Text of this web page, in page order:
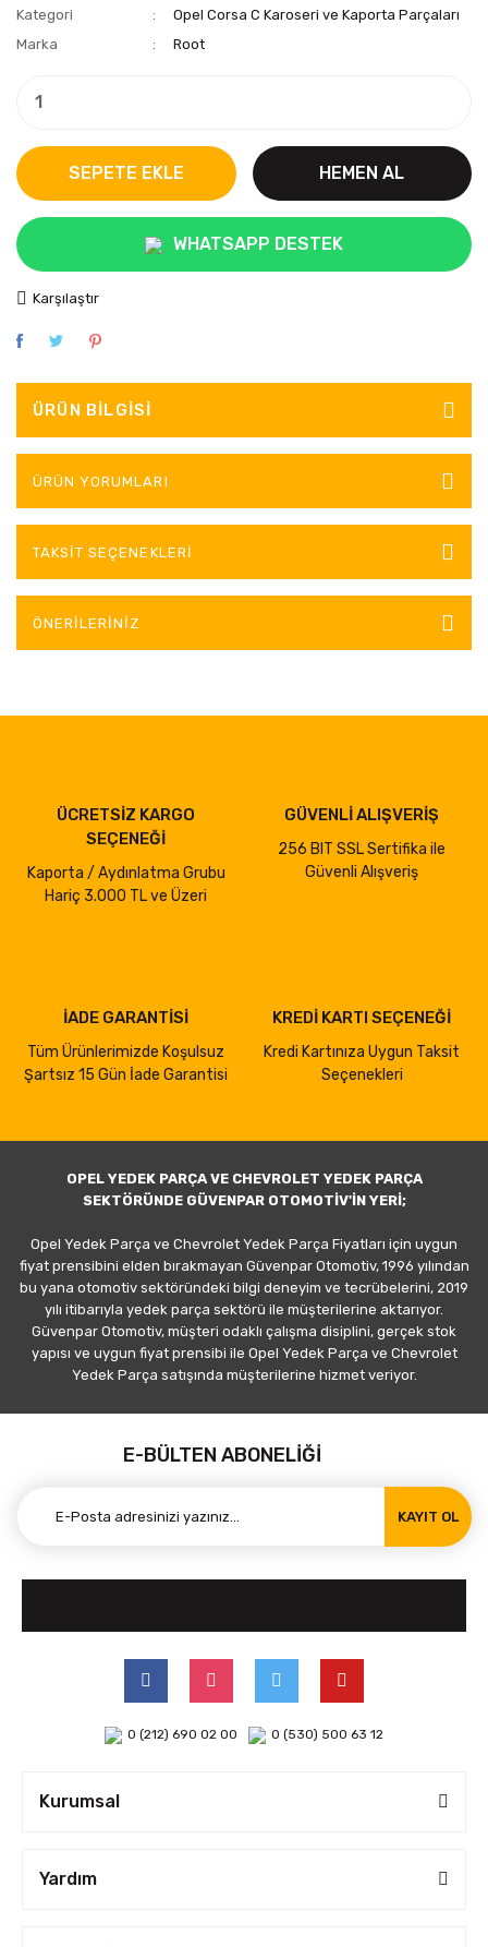
Kategori
Opel Corsa C Karoseri ve Kaporta Parçaları
Marka
Root
SEPETE EKLE HEMEN AL
WHATSAPP DESTEK
Karşılaştır
ÜRÜN BILGISI
ÜRÜN YORUMLARI
TAKSIT SEÇENEKLERI
ÖNERILERINIZ
ÜCRETSİZ KARGO
SEÇENEĞİ
Kaporta / Aydınlatma Grubu
Hariç 3.000 TL ve Üzeri
GÜVENLİ ALIŞVERİŞ
256 BIT SSL Sertifika ile
Güvenli Alışveriş
İADE GARANTİSİ
Tüm Ürünlerimizde Koşulsuz
Şartsız 15 Gün İade Garantisi
KREDİ KARTI SEÇENEĞİ
Kredi Kartınıza Uygun Taksit
Seçenekleri
OPEL YEDEK PARÇA VE CHEVROLET YEDEK PARÇA
SEKTÖRÜNDE GÜVENPAR OTOMOTİV'İN YERİ;
Opel Yedek Parça ve Chevrolet Yedek Parça Fiyatları için uygun
fiyat prensibini elden bırakmayan Güvenpar Otomotiv, 1996 yılından
bu yana otomotiv sektöründeki bilgi deneyim ve tecrübelerini, 2019
yılı itibarıyla yedek parça sektörü ile müşterilerine aktarıyor.
Güvenpar Otomotiv, müşteri odaklı çalışma disiplini, gerçek stok
yapısı ve uygun fiyat prensibi ile Opel Yedek Parça ve Chevrolet
Yedek Parça satışında müşterilerine hizmet veriyor.
E-BÜLTEN ABONELİĞİ
KAYIT OL
0 (212) 690 02 00 0 (530) 500 63 12
Kurumsal
Yardım